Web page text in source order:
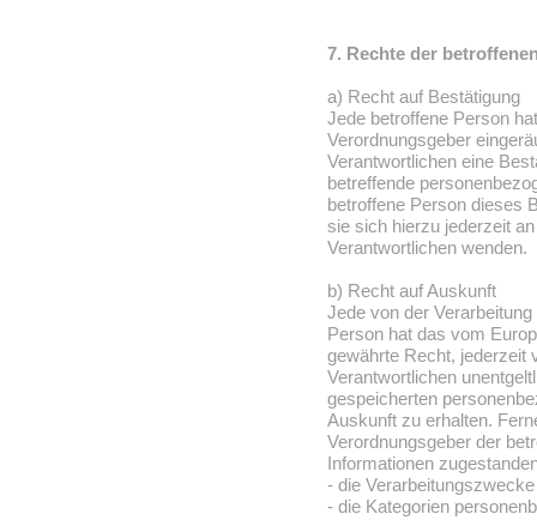
7. Rechte der
a) Recht auf Bestätigung
Jede betroffene Person
Verordnungsgeber
Verantwortlichen eine
betreffende
betroffene Person dieses
sie sich hierzu jederzeit
Verantwortlichen wenden.
b) Recht auf Auskunft
Jede von der
Person hat das vom
gewährte Recht, jederzeit
Verantwortlichen
gespeicherten
Auskunft zu erhalten.
Verordnungsgeber der
Informationen
- die Verarbeitungszwecke
- die Kategorien